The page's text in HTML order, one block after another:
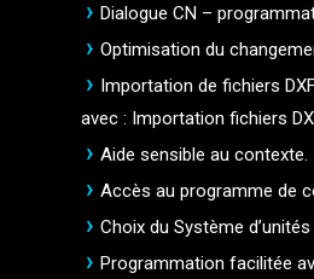
Dialogue CN –
Optimisation du
Importation de fichiers
avec : Importation fichiers
Aide sensible au contexte.
Accès au programme de
Choix du Système
Programmation facilitée